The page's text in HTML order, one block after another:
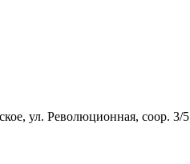
ул. Революционная, соор. 3/5